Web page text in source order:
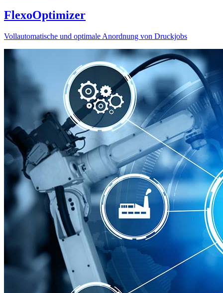
FlexoOptimizer
Vollautomatische und optimale Anordnung von Druckjobs